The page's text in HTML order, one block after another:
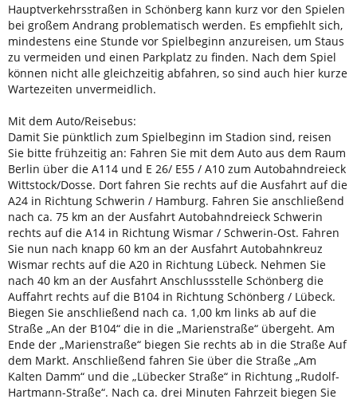
Hauptverkehrsstraßen in Schönberg kann kurz vor den Spielen
bei großem Andrang problematisch werden. Es empfiehlt sich,
mindestens eine Stunde vor Spielbeginn anzureisen, um Staus
zu vermeiden und einen Parkplatz zu finden. Nach dem Spiel
können nicht alle gleichzeitig abfahren, so sind auch hier kurze
Wartezeiten unvermeidlich.
Mit dem Auto/Reisebus:
Damit Sie pünktlich zum Spielbeginn im Stadion sind, reisen
Sie bitte frühzeitig an: Fahren Sie mit dem Auto aus dem Raum
Berlin über die A114 und E 26/ E55 / A10 zum Autobahndreieck
Wittstock/Dosse. Dort fahren Sie rechts auf die Ausfahrt auf die
A24 in Richtung Schwerin / Hamburg. Fahren Sie anschließend
nach ca. 75 km an der Ausfahrt Autobahndreieck Schwerin
rechts auf die A14 in Richtung Wismar / Schwerin-Ost. Fahren
Sie nun nach knapp 60 km an der Ausfahrt Autobahnkreuz
Wismar rechts auf die A20 in Richtung Lübeck. Nehmen Sie
nach 40 km an der Ausfahrt Anschlussstelle Schönberg die
Auffahrt rechts auf die B104 in Richtung Schönberg / Lübeck.
Biegen Sie anschließend nach ca. 1,00 km links ab auf die
Straße „An der B104“ die in die „Marienstraße“ übergeht. Am
Ende der „Marienstraße“ biegen Sie rechts ab in die Straße Auf
dem Markt. Anschließend fahren Sie über die Straße „Am
Kalten Damm“ und die „Lübecker Straße“ in Richtung „Rudolf-
Hartmann-Straße“. Nach ca. drei Minuten Fahrzeit biegen Sie